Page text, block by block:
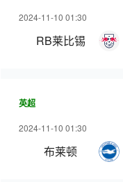
2024-11-10 01:30
RB莱比锡
英超
2024-11-10 01:30
布莱顿